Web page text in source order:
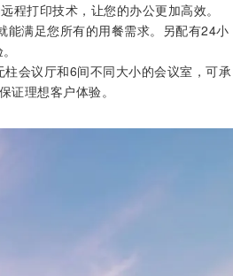
程打印技术，让您的办公更加高效。
能满足您所有的用餐需求。另配有24小
会议厅和6间不同大小的会议室，可承
理想客户体验。